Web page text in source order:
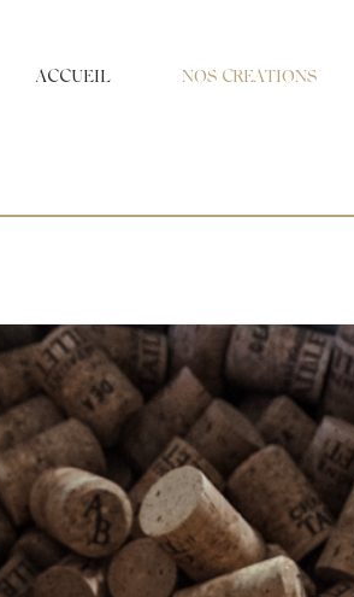
ACCUEIL NOS CREATIONS